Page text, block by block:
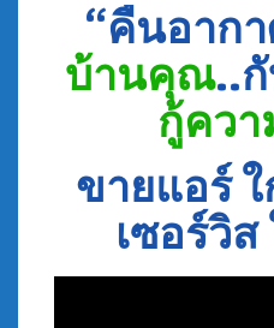
“คืนอาก
บ้านคุณ..กั
กู้ควา
ขายแอร์
เซอร์วิ